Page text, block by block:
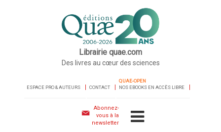
Librairie quae.com
Des livres au cœur des sciences
ESPACE PRO & AUTEURS CONTACT
QUAE-OPEN
NOS EBOOKS EN ACCÈS LIBRE
Abonnez-
vous à la
newsletter